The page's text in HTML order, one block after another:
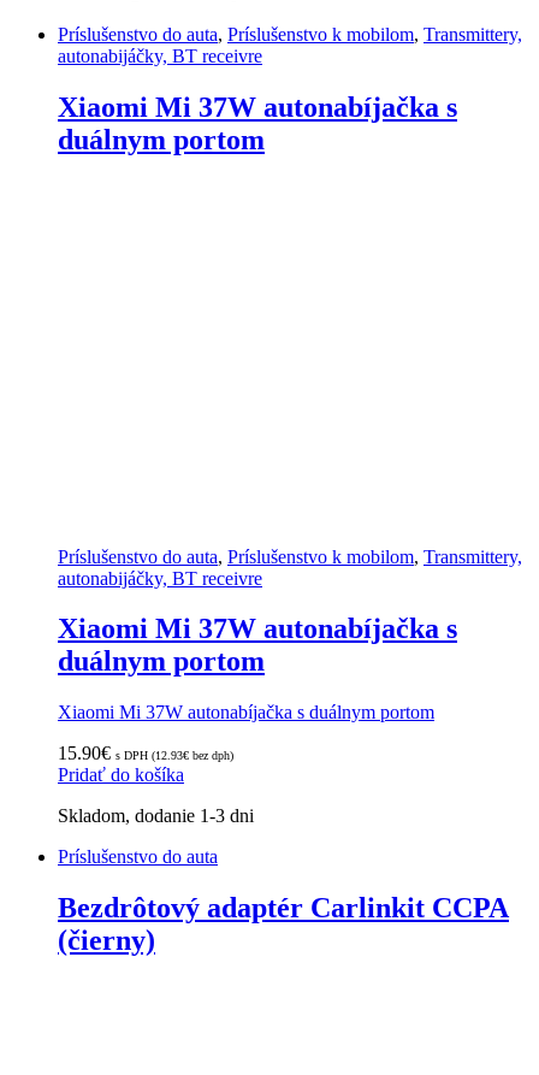
Príslušenstvo do auta, Príslušenstvo k mobilom, Transmittery,
autonabijáčky, BT receivre
Xiaomi Mi 37W autonabíjačka s
duálnym portom
Príslušenstvo do auta, Príslušenstvo k mobilom, Transmittery,
autonabijáčky, BT receivre
Xiaomi Mi 37W autonabíjačka s
duálnym portom
Xiaomi Mi 37W autonabíjačka s duálnym portom
15.90€ s DPH (12.93€ bez dph)
Pridať do košíka
Skladom, dodanie 1-3 dni
Príslušenstvo do auta
Bezdrôtový adaptér Carlinkit CCPA
(čierny)